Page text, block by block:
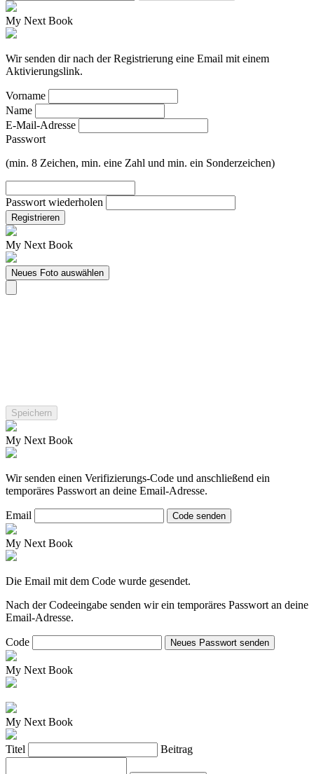
My Next Book
Wir senden dir nach der Registrierung eine Email mit einem
Aktivierungslink.
Vorname
Name
E-Mail-Adresse
Passwort
(min. 8 Zeichen, min. eine Zahl und min. ein Sonderzeichen)
Passwort wiederholen
Registrieren
My Next Book
Neues Foto auswählen
My Next Book
Wir senden einen Verifizierungs-Code und anschließend ein
temporäres Passwort an deine Email-Adresse.
Email Code senden
My Next Book
Die Email mit dem Code wurde gesendet.
Nach der Codeeingabe senden wir ein temporäres Passwort an deine
Email-Adresse.
Code Neues Passwort senden
My Next Book
My Next Book
Titel Beitrag